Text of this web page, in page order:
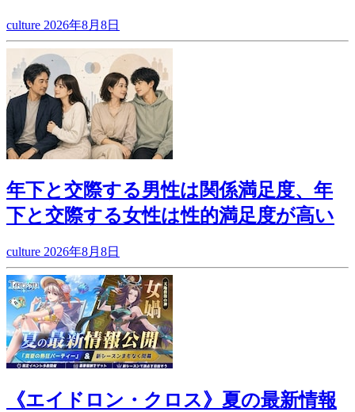
culture 2026年8月8日
年下と交際する男性は関係満足度、年
下と交際する女性は性的満足度が高い
culture 2026年8月8日
《エイドロン・クロス》夏の最新情報